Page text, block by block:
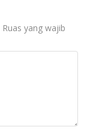
Ruas yang wajib